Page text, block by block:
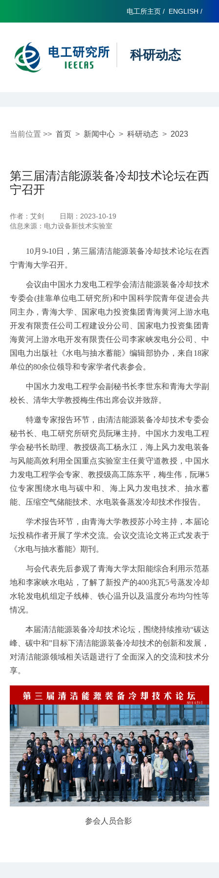
电工所主页 / ENGLISH /
科研动态
当前位置 >> 首页 > 新闻中心 > 科研动态 > 2023
第三届清洁能源装备冷却技术论坛在西
宁召开
作者：艾剑
日期：2023-10-19
信息来源：电力设备新技术实验室
10月 9-10日，第三届清洁能源装备冷却技术论坛在西
宁青海大学召开。
会议由中国水力发电工程学会清洁能源装备冷却技术
专委会(挂靠单位电工研究所)和中国科学院青年促进会共
同主办，青海大学、国家电力投资集团青海黄河上游水电
开发有限责任公司工程建设分公司、国家电力投资集团青
海黄河上游水电开发有限责任公司李家峡发电分公司、中
国电力出版社《水电与抽水蓄能》编辑部协办，来自 18家
单位的80余位领导和专家学者代表参会。
中国水力发电工程学会副秘书长李世东和青海大学副
校长、清华大学教授梅生伟出席会议并致辞。
特邀专家报告环节，由清洁能源装备冷却技术专委会
秘书长、电工研究所研究员阮琳主持。中国水力发电工程
学会秘书长助理、教授级高工杨永江，海上风力发电装备
与风能高效利用全国重点实验室主任黄守道教授，中国水
力发电工程学会专家、教授级高工陈东平，梅生伟，阮琳5
位专家围绕水电与碳中和、海上风力发电技术、抽水蓄
能、压缩空气储能技术、水电装备蒸发冷却技术作报告。
学术报告环节，由青海大学教授苏小玲主持，本届论
坛投稿作者开展了学术交流。会议交流论文将正式发表于
《水电与抽水蓄能》期刊。
与会代表先后参观了青海大学太阳能综合利用示范基
地和李家峡水电站，了解了新投产的400兆瓦5号蒸发冷却
水轮发电机组定子线棒、铁心温升以及温度分布均匀性等
情况。
本届清洁能源装备冷却技术论坛，围绕持续推动“碳达
峰、碳中和”目标下清洁能源装备冷却技术的创新和发展，
对清洁能源领域相关话题进行了全面深入的交流和技术分
享。
参会人员合影